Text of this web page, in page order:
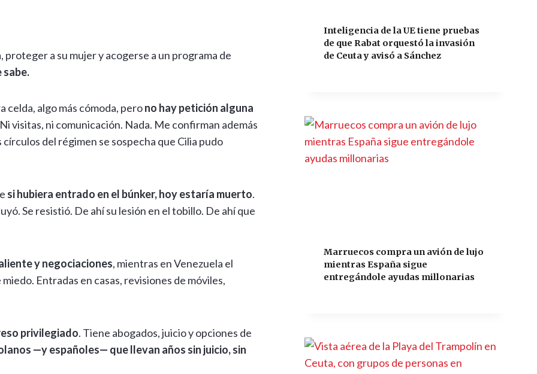
a su mujer y acogerse a un programa de
celda, algo más cómoda, perono hay petición alguna
visitas, ni comunicación. Nada. Me confirman además
círculos del régimen se sospecha que Cilia pudo
si hubiera entrado en el búnker, hoy estaría muerto.
Se resistió. De ahí su lesión en el tobillo. De ahí que
y negociaciones, mientras en Venezuela el
Entradas en casas, revisiones de móviles,
privilegiado. Tiene abogados, juicio y opciones de
—y españoles— que llevan años sin juicio, sin
Inteligencia de la UE tiene pruebas
de que Rabat orquestó la invasión
de Ceuta y avisó a Sánchez
Marruecos compra un avión de lujo
mientras España sigue
entregándole ayudas millonarias